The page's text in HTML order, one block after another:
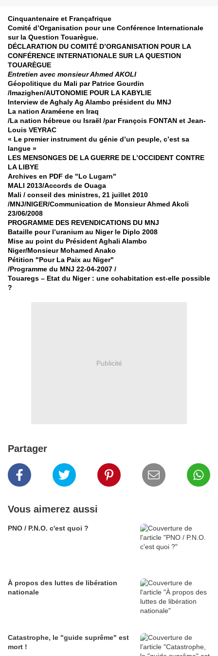
Cinquantenaire et Françafrique
Comité d’Organisation pour une Conférence Internationale
sur la Question Touarègue.
DÉCLARATION DU COMITÉ D’ORGANISATION POUR LA
CONFÉRENCE INTERNATIONALE SUR LA QUESTION
TOUARÈGUE
Entretien avec monsieur Ahmed AKOLI
Géopolitique du Mali par Patrice Gourdin
/Imazighen/AUTONOMIE POUR LA KABYLIE
Interview de Aghaly Ag Alambo président du MNJ
La nation Araméene en Iraq
/La nation hébreue ou Israël /par François FONTAN et Jean-
Louis VEYRAC
« Le premier instrument du génie d’un peuple, c’est sa
langue »
LES MENSONGES DE LA GUERRE DE L’OCCIDENT CONTRE
LA LIBYE
Archives en PDF de "Lo Lugarn"
MALI 2013/Accords de Ouaga
Mali / conseil des ministres, 21 juillet 2010
/MNJ/NIGER/Communication de Monsieur Ahmed Akoli
23/06/2008
PROGRAMME DES REVENDICATIONS DU MNJ
Bataille pour l’uranium au Niger le Diplo 2008
Mise au point du Président Aghali Alambo
Niger/Monsieur Mohamed Anako
Pétition "Pour La Paix au Niger"
/Programme du MNJ 22-04-2007 /
Touaregs – Etat du Niger : une cohabitation est-elle possible
?
Publicité
Partager
Vous aimerez aussi
PNO / P.N.O. c'est quoi ?
À propos des luttes de libération
nationale
Catastrophe, le "guide suprême" est
mort !